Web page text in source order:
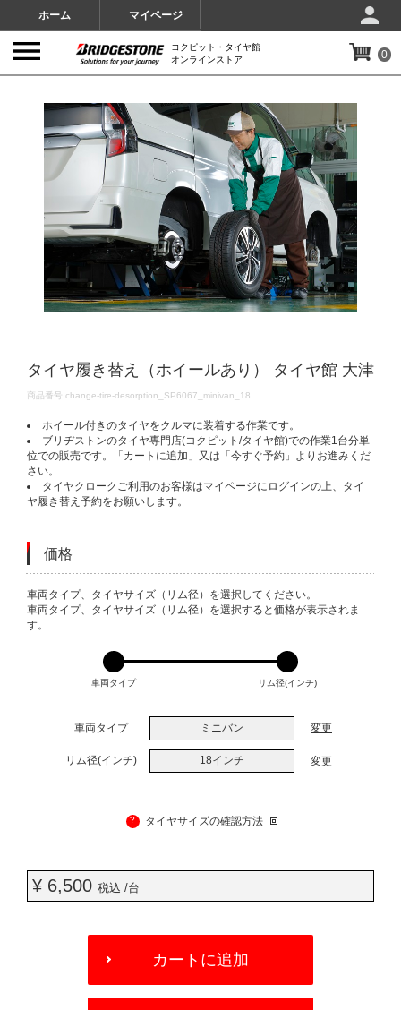
ホーム マイページ
コクピット・タイヤ館
オンラインストア
0
タイヤ履き替え（ホイールあり） タイヤ館 大津
DETAILS
商品番号 change-tire-desorption_SP6067_minivan_18
ホイール付きのタイヤをクルマに装着する作業です。
ブリヂストンのタイヤ専門店(コクピット/タイヤ館)での作業1台分単
位での販売です。「カートに追加」又は「今すぐ予約」よりお進みくだ
さい。
タイヤクロークご利用のお客様はマイページにログインの上、タイ
ヤ履き替え予約をお願いします。
価格
VARIATIONS
車両タイプ、タイヤサイズ（リム径）を選択してください。
車両タイプ、タイヤサイズ（リム径）を選択すると価格が表示されま
す。
車両タイプ リム径(インチ)
車両タイプ ミニバン 変更
リム径(インチ) 18インチ 変更
? タイヤサイズの確認方法
¥ 6,500 税込 /台
OPTIONS
カートに追加